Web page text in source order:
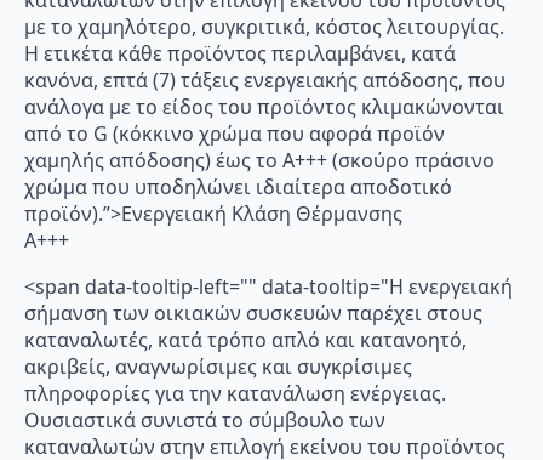
με το χαμηλότερο, συγκριτικά, κόστος λειτουργίας.
Η ετικέτα κάθε προϊόντος περιλαμβάνει, κατά
κανόνα, επτά (7) τάξεις ενεργειακής απόδοσης, που
ανάλογα με το είδος του προϊόντος κλιμακώνονται
από το G (κόκκινο χρώμα που αφορά προϊόν
χαμηλής απόδοσης) έως το Α+++ (σκούρο πράσινο
χρώμα που υποδηλώνει ιδιαίτερα αποδοτικό
προϊόν).”>Ενεργειακή Κλάση Θέρμανσης
A+++
<span data-tooltip-left="" data-tooltip="Η ενεργειακή
σήμανση των οικιακών συσκευών παρέχει στους
καταναλωτές, κατά τρόπο απλό και κατανοητό,
ακριβείς, αναγνωρίσιμες και συγκρίσιμες
πληροφορίες για την κατανάλωση ενέργειας.
Ουσιαστικά συνιστά το σύμβουλο των
καταναλωτών στην επιλογή εκείνου του προϊόντος